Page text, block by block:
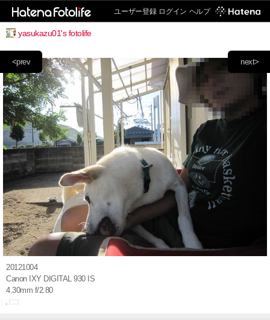
ユーザー登録 ログイン ヘルプ
yasukazu01's fotolife
next>
<prev
20121004
Canon IXY DIGITAL 930 IS
4.30mm f/2.80